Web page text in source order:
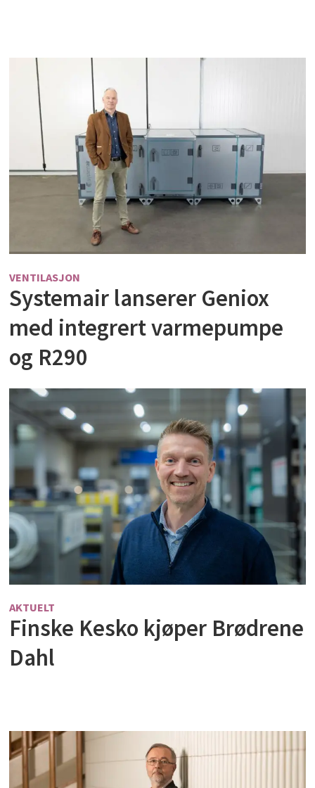
VENTILASJON
Systemair lanserer Geniox
med integrert varmepumpe
og R290
AKTUELT
Finske Kesko kjøper Brødrene
Dahl